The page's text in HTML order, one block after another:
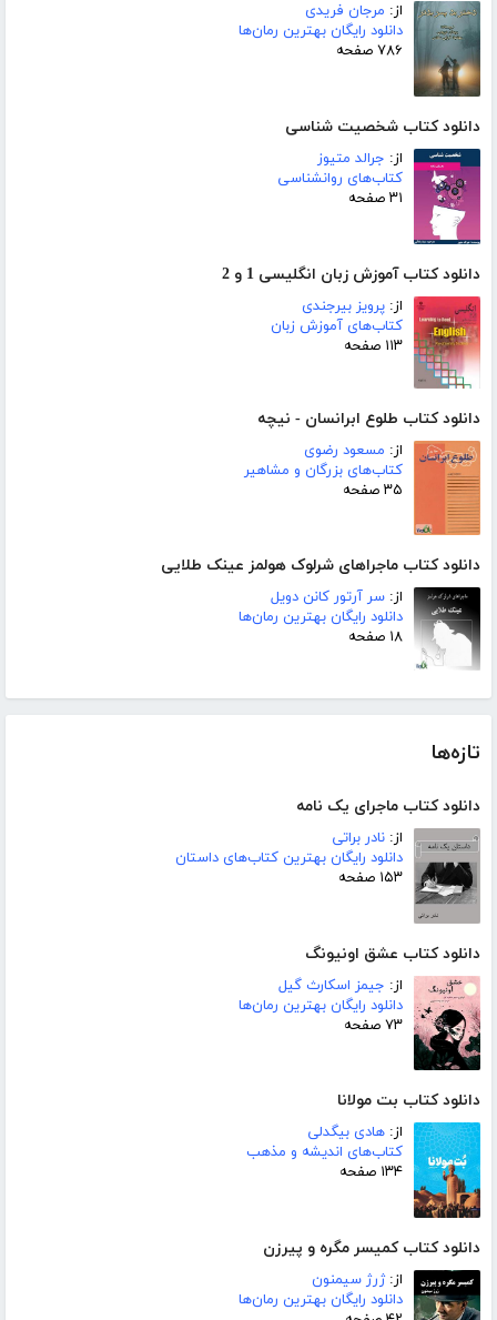
از: مرجان فریدی
دانلود رایگان بهترین رمان‌ها
۷۸۶ صفحه
دانلود کتاب شخصیت شناسی
از: جرالد متیوز
کتاب‌های روانشناسی
۳۱ صفحه
دانلود کتاب آموزش زبان انگلیسی 1 و 2
از: پرویز بیرجندی
کتاب‌های آموزش زبان
۱۱۳ صفحه
دانلود کتاب طلوع ابرانسان - نیچه
از: مسعود رضوی
کتاب‌های بزرگان و مشاهیر
۳۵ صفحه
دانلود کتاب ماجراهای شرلوک هولمز عینک طلایی
از: سر آرتور کانن دویل
دانلود رایگان بهترین رمان‌ها
۱۸ صفحه
تازه‌ها
دانلود کتاب ماجرای یک نامه
از: نادر براتی
دانلود رایگان بهترین کتاب‌های داستان
۱۵۳ صفحه
دانلود کتاب عشق اونیونگ
از: جیمز اسکارث گیل
دانلود رایگان بهترین رمان‌ها
۷۳ صفحه
دانلود کتاب بت مولانا
از: هادی بیگدلی
کتاب‌های اندیشه و مذهب
۱۳۴ صفحه
دانلود کتاب کمیسر مگره و پیرزن
از:ژرژ سیمنون
دانلود رایگان بهترین رمان‌ها